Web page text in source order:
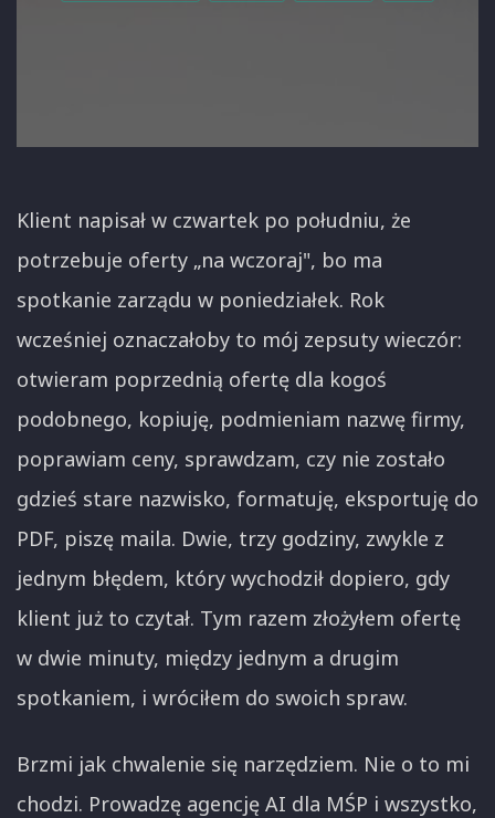
Klient napisał w czwartek po południu, że
potrzebuje oferty „na wczoraj", bo ma
spotkanie zarządu w poniedziałek. Rok
wcześniej oznaczałoby to mój zepsuty wieczór:
otwieram poprzednią ofertę dla kogoś
podobnego, kopiuję, podmieniam nazwę firmy,
poprawiam ceny, sprawdzam, czy nie zostało
gdzieś stare nazwisko, formatuję, eksportuję do
PDF, piszę maila. Dwie, trzy godziny, zwykle z
jednym błędem, który wychodził dopiero, gdy
klient już to czytał. Tym razem złożyłem ofertę
w dwie minuty, między jednym a drugim
spotkaniem, i wróciłem do swoich spraw.
Brzmi jak chwalenie się narzędziem. Nie o to mi
chodzi. Prowadzę agencję AI dla MŚP i wszystko,